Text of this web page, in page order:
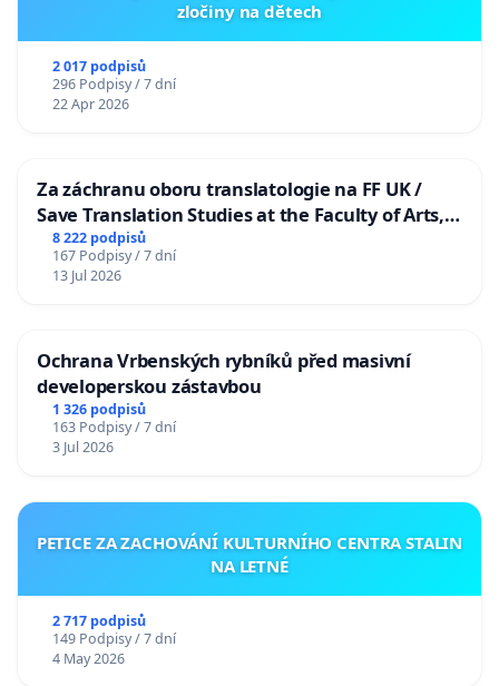
zločiny na dětech
2 017 podpisů
296 Podpisy / 7 dní
22 Apr 2026
Za záchranu oboru translatologie na FF UK /
Save Translation Studies at the Faculty of Arts,
Charles University
8 222 podpisů
167 Podpisy / 7 dní
13 Jul 2026
Ochrana Vrbenských rybníků před masivní
developerskou zástavbou
1 326 podpisů
163 Podpisy / 7 dní
3 Jul 2026
PETICE ZA ZACHOVÁNÍ KULTURNÍHO CENTRA STALIN
NA LETNÉ
2 717 podpisů
149 Podpisy / 7 dní
4 May 2026